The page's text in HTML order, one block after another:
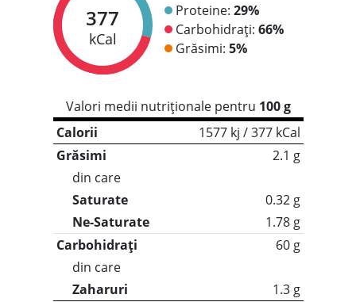
377
kCal
Proteine: 29%
Carbohidrați: 66%
Grăsimi: 5%
Valori medii nutriționale pentru 100 g
Calorii
1577 kj / 377 kCal
Grăsimi
2.1 g
din care
Saturate
0.32 g
Ne-Saturate
1.78 g
Carbohidrați
60 g
din care
Zaharuri
1.3 g